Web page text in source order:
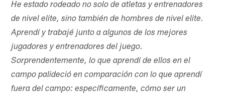
He estado rodeado no solo de atletas y entrenadores
de nivel elite, sino también de hombres de nivel elite.
Aprendí y trabajé junto a algunos de los mejores
jugadores y entrenadores del juego.
Sorprendentemente, lo que aprendí de ellos en el
campo palideció en comparación con lo que aprendí
fuera del campo: específicamente, cómo ser un